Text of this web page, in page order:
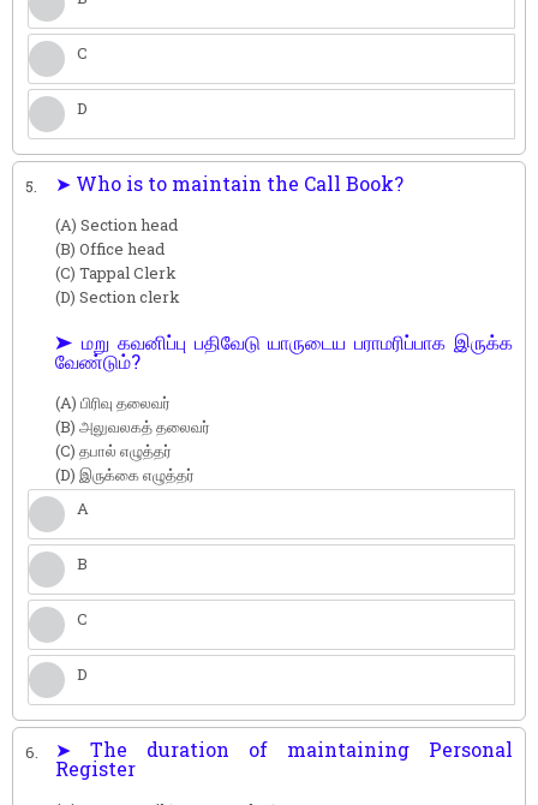
C
D
5. ➤ Who is to maintain the Call Book?
(A) Section head
(B) Office head
(C) Tappal Clerk
(D) Section clerk
➤ மறு கவனிப்பு பதிவேடு யாருடைய பராமரிப்பாக இருக்க
வேண்டும்?
(A) பிரிவு தலைவர்
(B) அலுவலகத் தலைவர்
(C) தபால் எழுத்தர்
(D) இருக்கை எழுத்தர்
A
B
C
D
6. ➤ The duration of maintaining Personal
Register